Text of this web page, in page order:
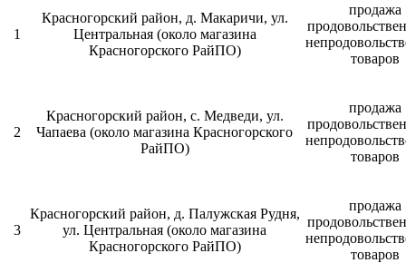
1
Красногорский район, д. Макаричи, ул.
Центральная (около магазина
Красногорского РайПО)
продажа
товаров
2
Красногорский район, с. Медведи, ул.
Чапаева (около магазина Красногорского
РайПО)
продажа
товаров
3
Красногорский район, д. Палужская Рудня,
ул. Центральная (около магазина
Красногорского РайПО)
продажа
товаров